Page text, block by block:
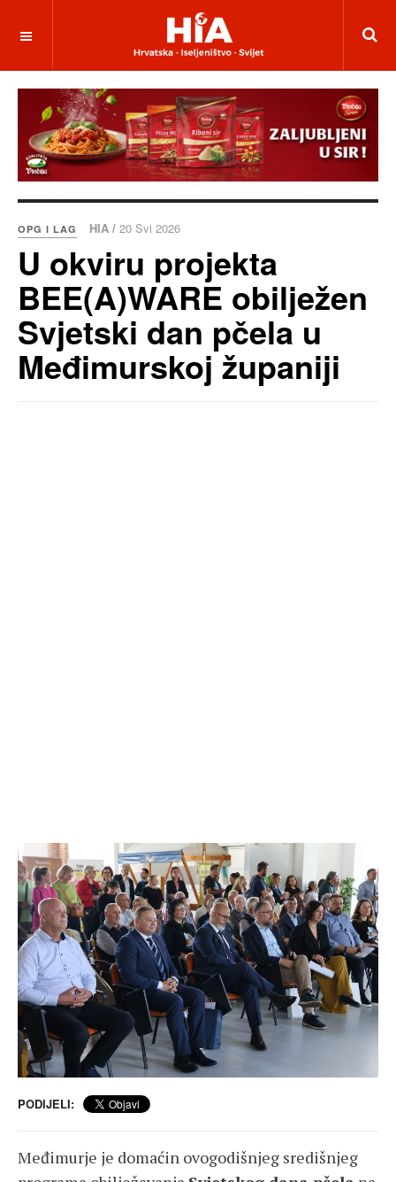
OPG I LAG HIA / 20 Svi 2026
U okviru projekta
BEE(A)WARE obilježen
Svjetski dan pčela u
Međimurskoj županiji
PODIJELI:
Međimurje je domaćin ovogodišnjeg središnjeg